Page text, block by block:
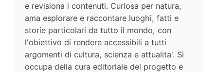
e revisiona i contenuti. Curiosa per natura,
ama esplorare e raccontare luoghi, fatti e
storie particolari da tutto il mondo, con
l'obiettivo di rendere accessibili a tutti
argomenti di cultura, scienza e attualita'. Si
occupa della cura editoriale del progetto e